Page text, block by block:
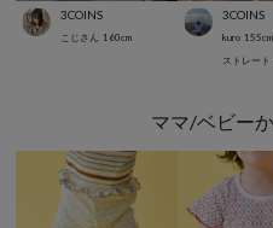
3COINS
こじさん 160cm
3COINS
kuro 155cm
ストレート
ママ/ベビー